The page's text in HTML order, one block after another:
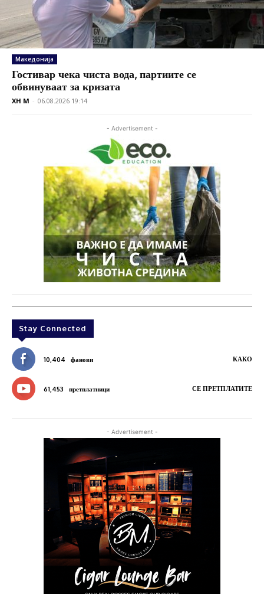
Македонија
Гостивар чека чиста вода, партиите се
обвинуваат за кризата
XH M - 06.08.2026 19:14
- Advertisement -
Stay Connected
10,404 фанови КАКО
61,453 претплатници СЕ ПРЕТПЛАТИТЕ
- Advertisement -